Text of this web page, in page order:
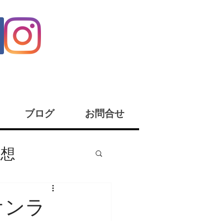
ブログ お問合せ
ベント
ラ